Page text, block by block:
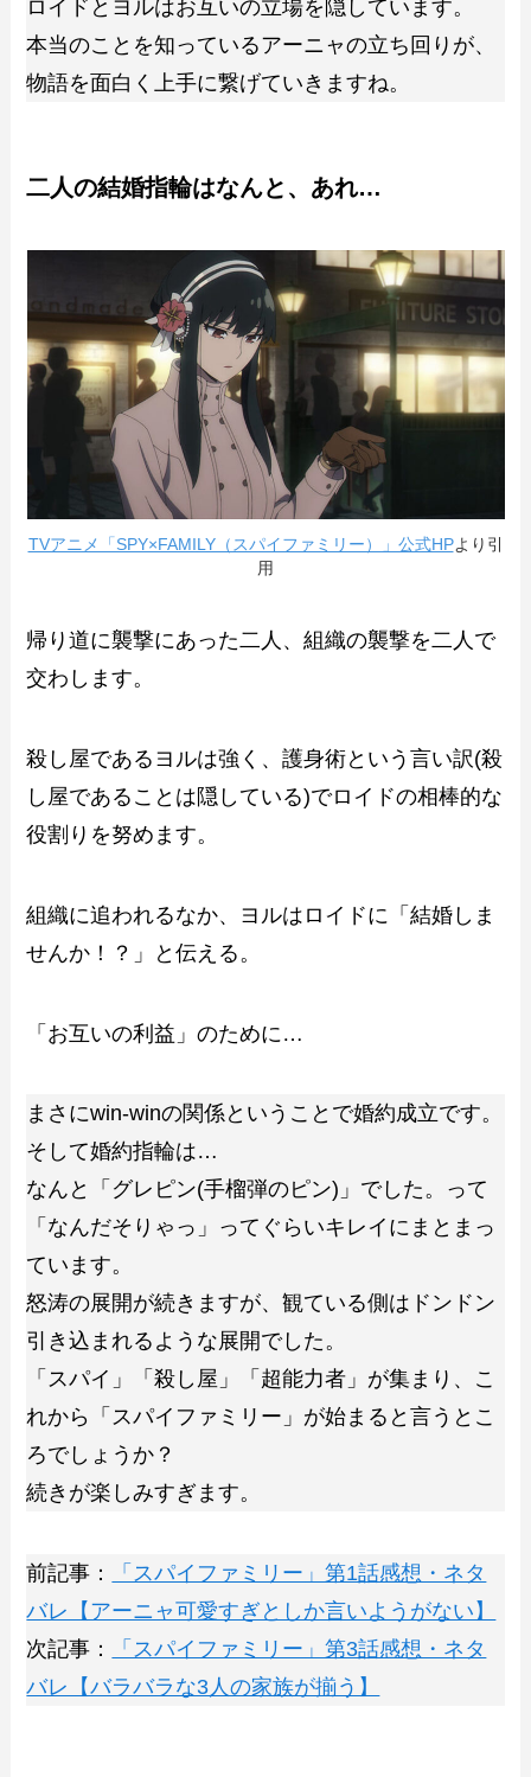
ロイドとヨルはお互いの立場を隠しています。
本当のことを知っているアーニャの立ち回りが、
物語を面白く上手に繋げていきますね。
二人の結婚指輪はなんと、あれ…
TVアニメ「SPY×FAMILY（スパイファミリー）」公式HPより引
用
帰り道に襲撃にあった二人、組織の襲撃を二人で
交わします。
殺し屋であるヨルは強く、護身術という言い訳(殺
し屋であることは隠している)でロイドの相棒的な
役割りを努めます。
組織に追われるなか、ヨルはロイドに「結婚しま
せんか！？」と伝える。
「お互いの利益」のために…
まさにwin-winの関係ということで婚約成立です。
そして婚約指輪は…
なんと「グレピン(手榴弾のピン)」でした。って
「なんだそりゃっ」ってぐらいキレイにまとまっ
ています。
怒涛の展開が続きますが、観ている側はドンドン
引き込まれるような展開でした。
「スパイ」「殺し屋」「超能力者」が集まり、こ
れから「スパイファミリー」が始まると言うとこ
ろでしょうか？
続きが楽しみすぎます。
前記事：
「スパイファミリー」第1話感想・ネタ
バレ【アーニャ可愛すぎとしか言いようがない】
次記事：
「スパイファミリー」第3話感想・ネタ
バレ【バラバラな3人の家族が揃う】